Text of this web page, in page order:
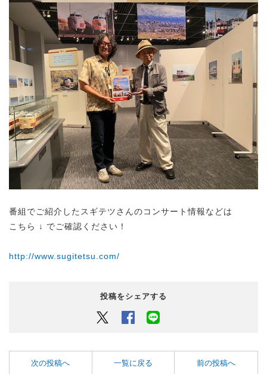
番組でご紹介したスギテツさんのコンサート情報などは
こちら ↓ でご確認ください！
http://www.sugitetsu.com/
投稿をシェアする
Twitter Facebook
次の投稿へ 一覧に戻る 前の投稿へ